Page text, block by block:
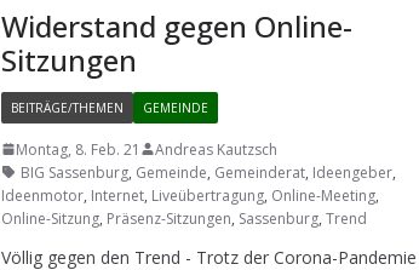
Wider­stand gegen Online-
Sitzungen
BEITRÄGE/THEMEN GEMEINDE
Montag, 8. Feb. 21
Andreas Kautzsch
BIG Sassenburg, Gemeinde, Gemeinderat, Ideengeber,
Ideenmotor, Internet, Liveübertragung, Online-Meeting,
Online-Sitzung, Präsenz-Sitzungen, Sassenburg, Trend
Völ­lig gegen den Trend - Trotz der Corona-Pan­de­mie